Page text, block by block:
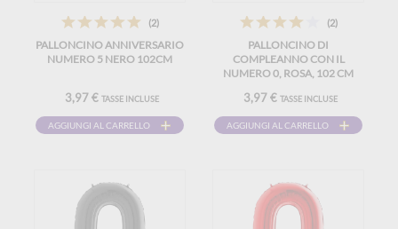
(2)
PALLONCINO ANNIVERSARIO
NUMERO 5 NERO 102CM
3,97 € TASSE INCLUSE
AGGIUNGI AL CARRELLO
(2)
PALLONCINO DI
COMPLEANNO CON IL
NUMERO 0, ROSA, 102 CM
3,97 € TASSE INCLUSE
AGGIUNGI AL CARRELLO